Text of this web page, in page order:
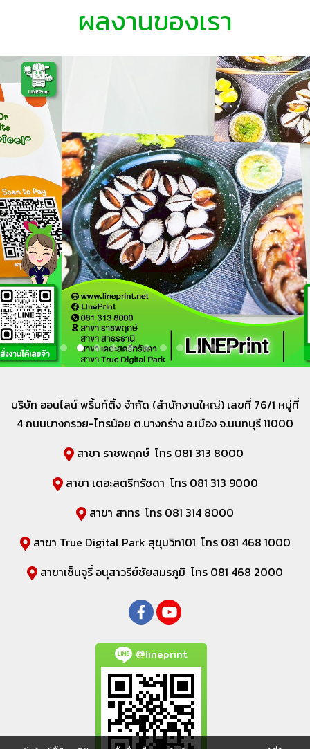
ผลงานของเรา
บริษัท ออนไลน์ พริ้นท์ติ้ง จำกัด (สำนักงานใหญ่) เลขที่ 76/1 หมู่ที่
4 ถนนบางกรวย-ไทรน้อย ต.บางกร่าง อ.เมือง จ.นนทบุรี 11000
สาขา ราชพฤกษ์ โทร 081 313 8000
สาขา เดอะสตรีทรัชดา โทร 081 313 9000
สาขา สาทร โทร 081 314 8000
สาขา True Digital Park สุขุมวิท101 โทร 081 468 1000
สาขาเซ็นจูรี่ อนุสาวรีย์ชัยสมรภูมิ โทร 081 468 2000
@lineprint